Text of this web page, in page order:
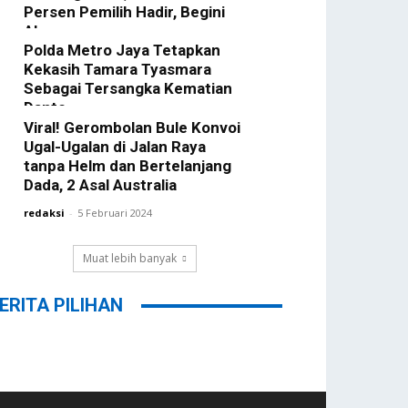
Persen Pemilih Hadir, Begini
Alasannya
redaksi - 22 Februari 2024
Polda Metro Jaya Tetapkan
Kekasih Tamara Tyasmara
Sebagai Tersangka Kematian
Dante
redaksi - 12 Februari 2024
Viral! Gerombolan Bule Konvoi
Ugal-Ugalan di Jalan Raya
tanpa Helm dan Bertelanjang
Dada, 2 Asal Australia
redaksi - 5 Februari 2024
Muat lebih banyak
PILIHAN